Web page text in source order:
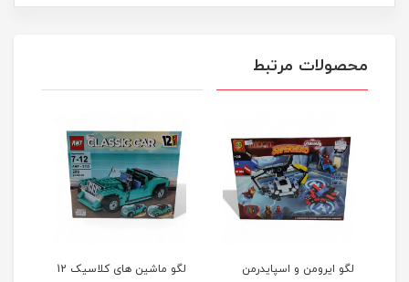
محصولات مرتبط
لگو ایرومن و اسپایدرمن
لگو ماشین های کلاسیک 12